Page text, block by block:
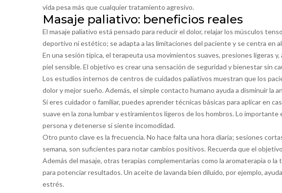
vida pesa más que cualquier tratamiento agresivo.
Masaje paliativo: beneficios reales
El masaje paliativo está pensado para reducir el dolor, relajar los músculos
deportivo ni estético; se adapta a las limitaciones del paciente y se centra en
En una sesión típica, el terapeuta usa movimientos suaves, presiones ligeras
piel sensible. El objetivo es crear una sensación de seguridad y bienestar sin
Los estudios internos de centros de cuidados paliativos muestran que los
dolor y mejor sueño. Además, el simple contacto humano ayuda a disminuir la
Si eres cuidador o familiar, puedes aprender técnicas básicas para aplicar en
suave en la zona lumbar y estiramientos ligeros de los hombros. Lo
persona y detenerse si siente incomodidad.
Otro punto clave es la frecuencia. No hace falta una hora diaria; sesiones
semana, son suficientes para notar cambios positivos. Recuerda que el
Además del masaje, otras terapias complementarias como la aromaterapia o
para potenciar resultados. Un aceite de lavanda bien diluido, por ejemplo,
estrés.